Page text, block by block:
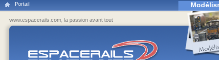
Portail
www.espacerails.com, la passion avant tout